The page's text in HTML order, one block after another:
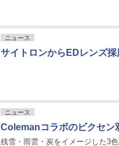
ニュース
サイトロンからEDレンズ
ニュース
Colemanコラボのビクセン
残雪・雨雲・炭をイメージした3色